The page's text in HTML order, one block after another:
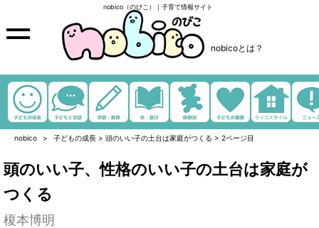
nobico（のびこ）｜子育て情報サイト
nobicoとは？
nobico 子どもの成長 > 頭のいい子の土台は家庭がつくる > 2ページ目
頭のいい子、性格のいい子の土台は家庭が
つくる
榎本博明